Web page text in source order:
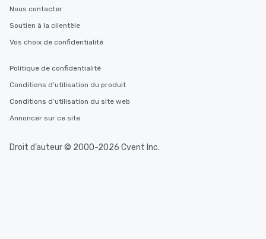
Nous contacter
Soutien à la clientèle
Vos choix de confidentialité
Politique de confidentialité
Conditions d’utilisation du produit
Conditions d’utilisation du site web
Annoncer sur ce site
Droit d’auteur © 2000-2026 Cvent Inc.